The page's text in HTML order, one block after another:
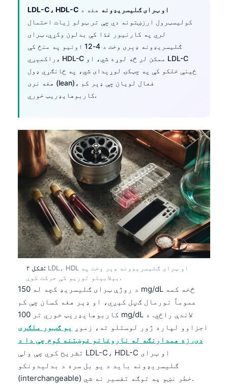
LDL-C، HDL-C او ټرای ګلیسریډونه هغه د
کولیسټرول ارزښتونه دي چې تر ټولو زیات احتمال
لري په کارنیور غذا کې بدلون وکړي. ټرای
ګلیسریډونه ډېری وخت د 4-12 اونیو په منځ کې
راکمېږي، HDL-C ممکن لږ څه لوړه شي، او LDL-C
ځینې خلکو کې په چټکۍ لوړېدای شي، په ځانګړي ډول
هغه نری (lean)، فعال لویان چې ډېر کم
کاربوهایډریټ خوري.
شکل ۲: LDL، HDL او ټرای ګلیسریډونه ډېر وخت په
بېلابېلو لوریو کې حرکت کوي.
د روژې ټرای ګلیسریډ کچه له 150 mg/dL څخه کمه
عموماً نورمال ګڼل کېږي، او ډېر هغه کسان چې کم
کاربوهایډریټ خوري تر 100 mg/dL لاندې راځي. د
اجزاوو لپاره ژور لوستلو ته، زموږ
یو ګټور ملګری
دی. زه همدارنګه له ناروغانو غوښتنه کوم چې دا د
تشریح کوي چې ولې LDL-C، HDL-C او ټرای
ګلیسریډونه باید د یو بل سره د بدلیدونکو
(interchangeable) خطر نښو په توګه تفسیر نه شي.